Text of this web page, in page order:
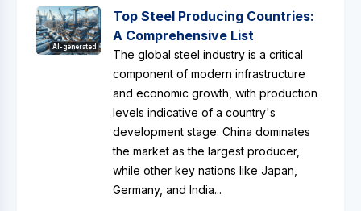
AI-generated
Top Steel Producing Countries:
A Comprehensive List
The global steel industry is a critical
component of modern infrastructure
and economic growth, with production
levels indicative of a country's
development stage. China dominates
the market as the largest producer,
while other key nations like Japan,
Germany, and India...